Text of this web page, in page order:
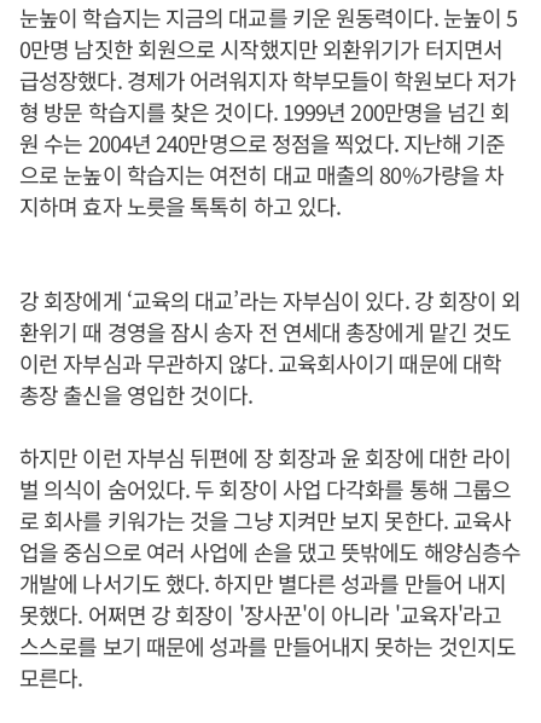
눈높이 학습지는 지금의 대교를 키운 원동력이다. 눈높이 5
0만명 남짓한 회원으로 시작했지만 외환위기가 터지면서
급성장했다. 경제가 어려워지자 학부모들이 학원보다 저가
형 방문 학습지를 찾은 것이다. 1999년 200만명을 넘긴 회
원 수는 2004년 240만명으로 정점을 찍었다. 지난해 기준
으로 눈높이 학습지는 여전히 대교 매출의 80%가량을 차
지하며 효자 노릇을 톡톡히 하고 있다.
강 회장에게 ‘교육의 대교’라는 자부심이 있다. 강 회장이 외
환위기 때 경영을 잠시 송자 전 연세대 총장에게 맡긴 것도
이런 자부심과 무관하지 않다. 교육회사이기 때문에 대학
총장 출신을 영입한 것이다.
하지만 이런 자부심 뒤편에 장 회장과 윤 회장에 대한 라이
벌 의식이 숨어있다. 두 회장이 사업 다각화를 통해 그룹으
로 회사를 키워가는 것을 그냥 지켜만 보지 못한다. 교육사
업을 중심으로 여러 사업에 손을 댔고 뜻밖에도 해양심층수
개발에 나서기도 했다. 하지만 별다른 성과를 만들어 내지
못했다. 어쩌면 강 회장이 '장사꾼'이 아니라 '교육자'라고
스스로를 보기 때문에 성과를 만들어내지 못하는 것인지도
모른다.